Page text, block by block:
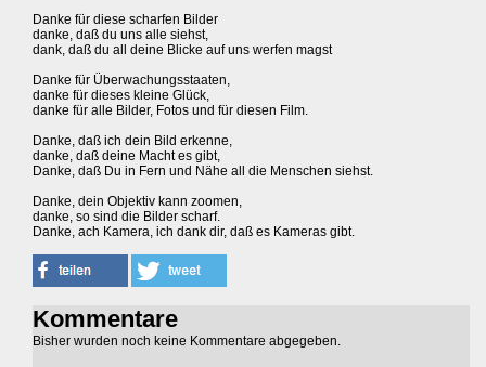
Danke für diese scharfen Bilder
danke, daß du uns alle siehst,
dank, daß du all deine Blicke auf uns werfen magst
Danke für Überwachungsstaaten,
danke für dieses kleine Glück,
danke für alle Bilder, Fotos und für diesen Film.
Danke, daß ich dein Bild erkenne,
danke, daß deine Macht es gibt,
Danke, daß Du in Fern und Nähe all die Menschen siehst.
Danke, dein Objektiv kann zoomen,
danke, so sind die Bilder scharf.
Danke, ach Kamera, ich dank dir, daß es Kameras gibt.
Kommentare
Bisher wurden noch keine Kommentare abgegeben.